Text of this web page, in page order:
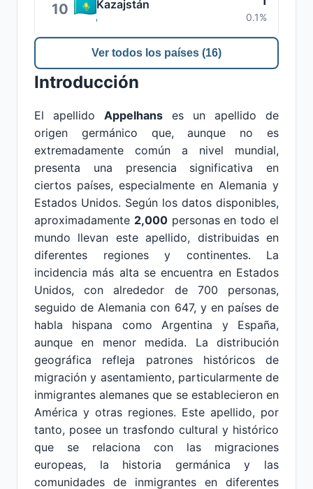
10 Kazajstán
0.1%
Ver todos los países (16)
Introducción
El apellido Appelhans es un apellido de
origen germánico que, aunque no es
extremadamente común a nivel mundial,
presenta una presencia significativa en
ciertos países, especialmente en Alemania y
Estados Unidos. Según los datos disponibles,
aproximadamente 2,000personas en todo el
mundo llevan este apellido, distribuidas en
diferentes regiones y continentes. La
incidencia más alta se encuentra en Estados
Unidos, con alrededor de 700 personas,
seguido de Alemania con 647, y en países de
habla hispana como Argentina y España,
aunque en menor medida. La distribución
geográfica refleja patrones históricos de
migración y asentamiento, particularmente de
inmigrantes alemanes que se establecieron en
América y otras regiones. Este apellido, por
tanto, posee un trasfondo cultural y histórico
que se relaciona con las migraciones
europeas, la historia germánica y las
comunidades de inmigrantes en diferentes